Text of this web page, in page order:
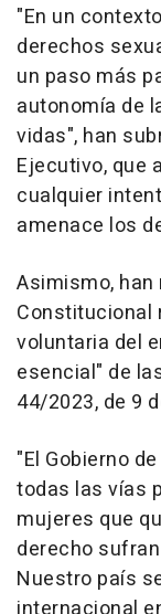
"En un
derechos
un paso más
autonomía de
vidas", han
Ejecutivo, que
cualquier
amenace los
Asimismo, han
Constitucional
voluntaria del
esencial" de
44/2023, de 9
"El Gobierno
todas las vías
mujeres que
derecho
Nuestro país